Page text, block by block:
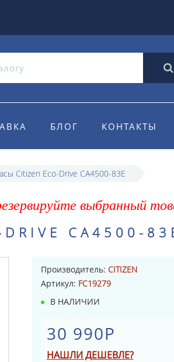
БЛОГ КОНТАКТЫ
Citizen Eco-Drive CA4500-83E
выбранный
CA4500-
Производитель: CITIZEN
Артикул: FC19279
В НАЛИЧИИ
30 990Р
НАШЛИ ДЕШЕВЛЕ?